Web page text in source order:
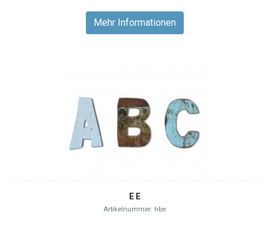
Mehr Informationen
E E
Artikelnummer: hbe